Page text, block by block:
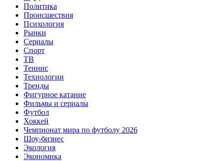
Политика
Происшествия
Психология
Рынки
Сериалы
Спорт
ТВ
Теннис
Технологии
Тренды
Фигурное катание
Фильмы и сериалы
Футбол
Хоккей
Чемпионат мира по футболу 2026
Шоу-бизнес
Экология
Экономика